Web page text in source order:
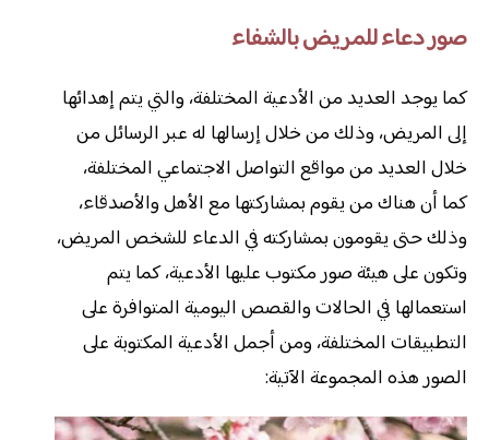
صور دعاء للمريض بالشفاء
كما يوجد العديد من الأدعية المختلفة، والتي يتم إهدائها
إلى المريض، وذلك من خلال إرسالها له عبر الرسائل من
خلال العديد من مواقع التواصل الاجتماعي المختلفة،
كما أن هناك من يقوم بمشاركتها مع الأهل والأصدقاء،
وذلك حتى يقومون بمشاركته في الدعاء للشخص المريض،
وتكون على هيئة صور مكتوب عليها الأدعية، كما يتم
استعمالها في الحالات والقصص اليومية المتوافرة على
التطبيقات المختلفة، ومن أجمل الأدعية المكتوبة على
الصور هذه المجموعة الآتية: